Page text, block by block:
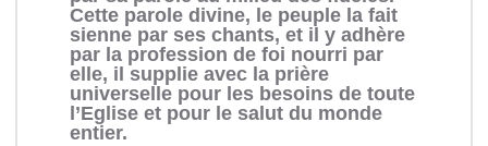
Cette parole divine, le peuple la fait
sienne par ses chants, et il y adhère
par la profession de foi nourri par
elle, il supplie avec la prière
universelle pour les besoins de toute
l’Eglise et pour le salut du monde
entier.